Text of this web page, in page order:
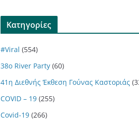
Kατηγορίες
#Viral (554)
38ο River Party (60)
41η Διεθνής Έκθεση Γούνας Καστοριάς
COVID – 19 (255)
Covid-19 (266)